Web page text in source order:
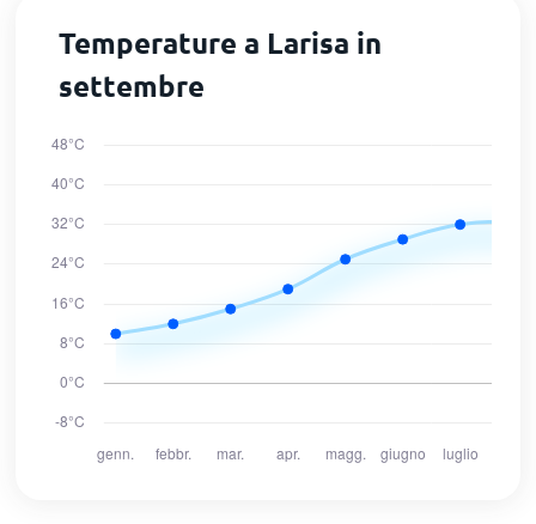
Temperature a Larisa in
settembre